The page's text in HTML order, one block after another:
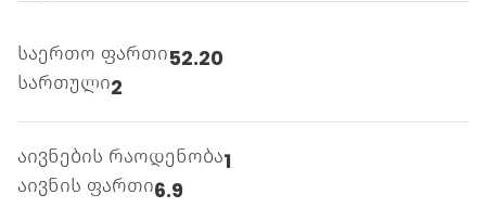
საერთო ფართი52.20
სართული2
აივნების რაოდენობა1
აივნის ფართი6.9